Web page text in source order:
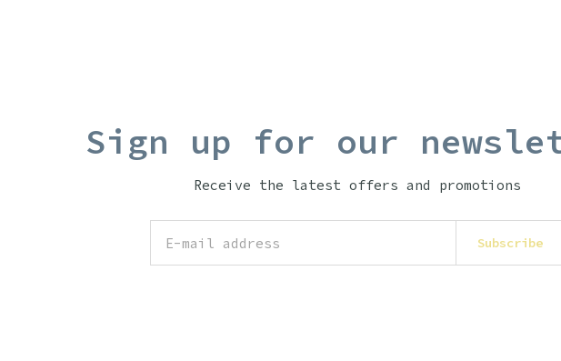
Sign up for our
Receive the latest offers and promotions
Subscribe